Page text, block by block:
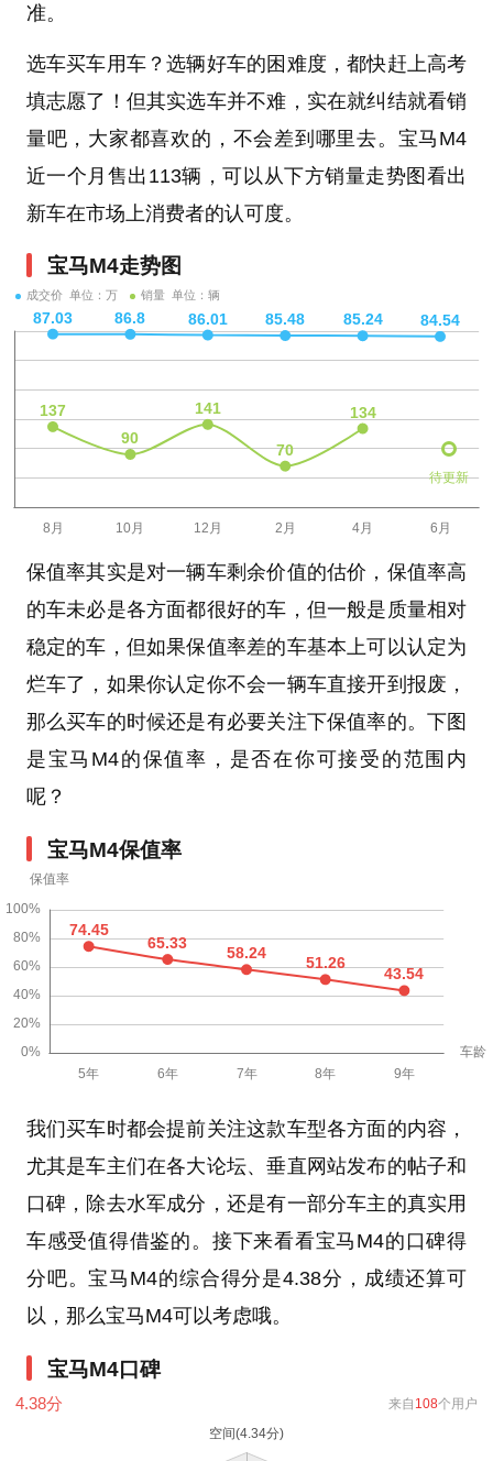
准。
选车买车用车？选辆好车的困难度，都快赶上高考
填志愿了！但其实选车并不难，实在就纠结就看销
量吧，大家都喜欢的，不会差到哪里去。宝马M4
近一个月售出113辆，可以从下方销量走势图看出
新车在市场上消费者的认可度。
宝马M4走势图
成交价 单位：万 销量 单位：辆
待更新
保值率其实是对一辆车剩余价值的估价，保值率高
的车未必是各方面都很好的车，但一般是质量相对
稳定的车，但如果保值率差的车基本上可以认定为
烂车了，如果你认定你不会一辆车直接开到报废，
那么买车的时候还是有必要关注下保值率的。下图
是宝马M4的保值率，是否在你可接受的范围内
呢？
宝马M4保值率
我们买车时都会提前关注这款车型各方面的内容，
尤其是车主们在各大论坛、垂直网站发布的帖子和
口碑，除去水军成分，还是有一部分车主的真实用
车感受值得借鉴的。接下来看看宝马M4的口碑得
分吧。宝马M4的综合得分是4.38分，成绩还算可
以，那么宝马M4可以考虑哦。
宝马M4口碑
4.38分 来自 108个用户